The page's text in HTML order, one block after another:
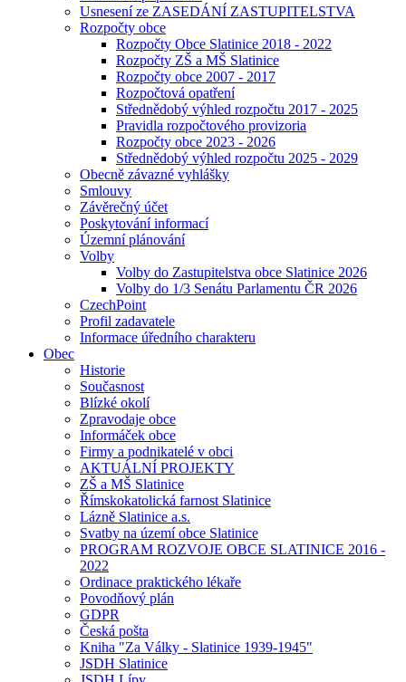
Usnesení ze ZASEDÁNÍ ZASTUPITELSTVA
Rozpočty obce
Rozpočty Obce Slatinice 2018 - 2022
Rozpočty ZŠ a MŠ Slatinice
Rozpočty obce 2007 - 2017
Rozpočtová opatření
Střednědobý výhled rozpočtu 2017 - 2025
Pravidla rozpočtového provizoria
Rozpočty obce 2023 - 2026
Střednědobý výhled rozpočtu 2025 - 2029
Obecně závazné vyhlášky
Smlouvy
Závěrečný účet
Poskytování informací
Územní plánování
Volby
Volby do Zastupitelstva obce Slatinice 2026
Volby do 1/3 Senátu Parlamentu ČR 2026
CzechPoint
Profil zadavatele
Informace úředního charakteru
Obec
Historie
Současnost
Blízké okolí
Zpravodaje obce
Informáček obce
Firmy a podnikatelé v obci
AKTUÁLNÍ PROJEKTY
ZŠ a MŠ Slatinice
Římskokatolická farnost Slatinice
Lázně Slatinice a.s.
Svatby na území obce Slatinice
PROGRAM ROZVOJE OBCE SLATINICE 2016 -
2022
Ordinace praktického lékaře
Povodňový plán
GDPR
Česká pošta
Kniha "Za Války - Slatinice 1939-1945"
JSDH Slatinice